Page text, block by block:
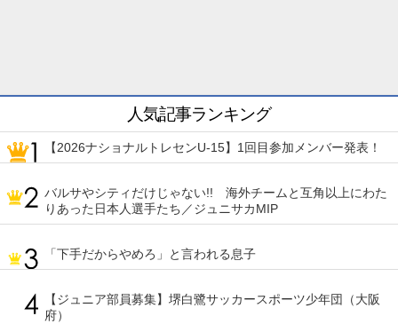
人気記事ランキング
【2026ナショナルトレセンU-15】1回目参加メンバー発表！
バルサやシティだけじゃない!! 海外チームと互角以上にわた
りあった日本人選手たち／ジュニサカMIP
「下手だからやめろ」と言われる息子
【ジュニア部員募集】堺白鷺サッカースポーツ少年団（大阪
府）